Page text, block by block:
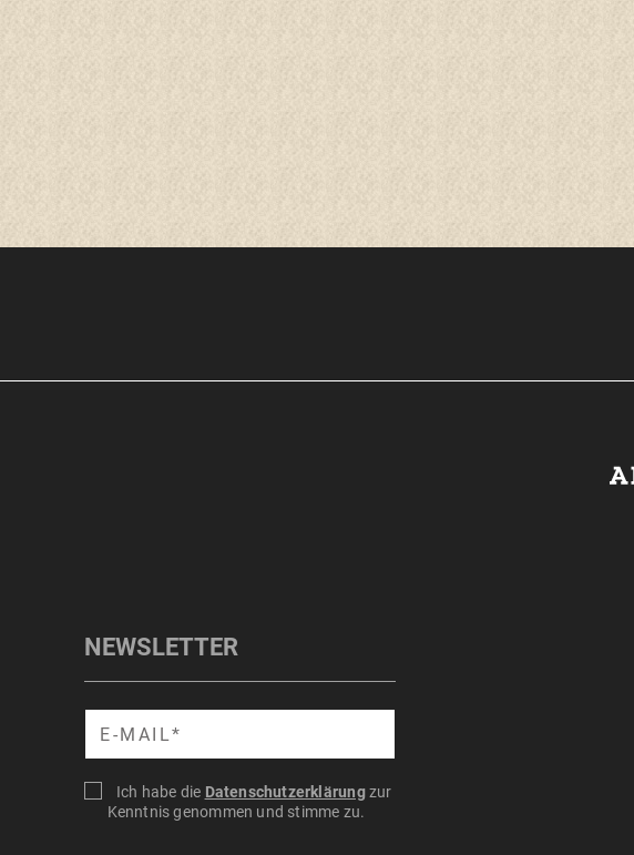
NEWSLETTER
Suche
Ich habe die Datenschutzerklärungzur
Kenntnis genommen und stimme zu.